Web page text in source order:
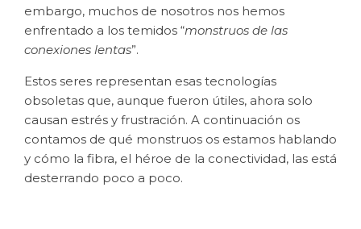
embargo, muchos de nosotros nos hemos
enfrentado a los temidos “monstruos de las
conexiones lentas”.
Estos seres representan esas tecnologías
obsoletas que, aunque fueron útiles, ahora solo
causan estrés y frustración. A continuación os
contamos de qué monstruos os estamos hablando
y cómo la fibra, el héroe de la conectividad, las está
desterrando poco a poco.